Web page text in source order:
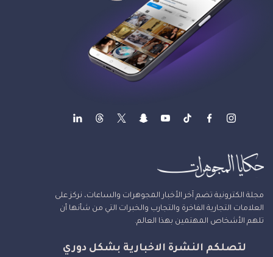
مجلة الكترونية تضم آخر الأخبار المجوهرات والساعات، نركز على
العلامات التجارية الفاخرة والتجارب والخبرات التي من شأنها أن
تلهم الأشخاص المهتمين بهذا العالم.
لتصلكم النشرة الاخبارية بشكل دوري